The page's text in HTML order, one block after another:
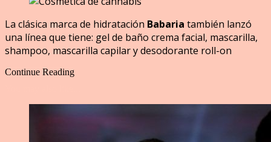
La clásica marca de hidratación Babaria también lanzó
una línea que tiene: gel de baño crema facial, mascarilla,
shampoo, mascarilla capilar y desodorante roll-on
Continue Reading